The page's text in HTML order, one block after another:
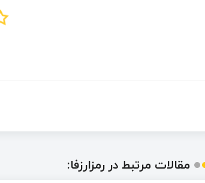
مقالات مرتبط در رمزارزفا: